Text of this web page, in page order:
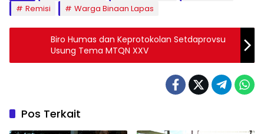
Remisi
Warga Binaan Lapas
Biro Humas dan Keprotokolan Setdaprovsu
Usung Tema MTQN XXV
Pos Terkait